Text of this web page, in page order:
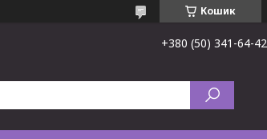
Кошик
+380 (50) 341-64-42